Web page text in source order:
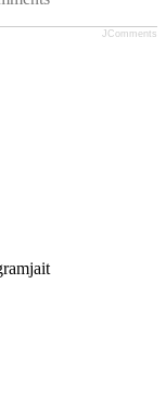
JComments